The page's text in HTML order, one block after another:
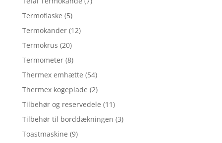
Termoflaske (5)
Termokander (12)
Termokrus (20)
Termometer (8)
Thermex emhætte (54)
Thermex kogeplade (2)
Tilbehør og reservedele (11)
Tilbehør til borddækningen (3)
Toastmaskine (9)